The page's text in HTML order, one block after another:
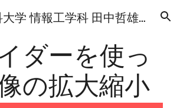
Skip to navigation
神奈川工科大学 情報工学科 田中哲雄研究室
ダーを使っ
の拡大縮小